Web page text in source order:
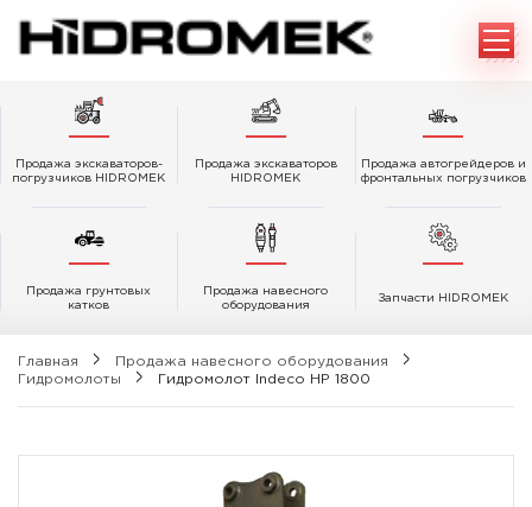
Продажа экскаваторов-
погрузчиков HIDROMEK
Продажа экскаваторов
HIDROMEK
Продажа автогрейдеров и
фронтальных погрузчиков
Продажа грунтовых
катков
Продажа навесного
оборудования
Запчасти HIDROMEK
Главная
Продажа навесного оборудования
Гидромолоты
Гидромолот Indeco HP 1800